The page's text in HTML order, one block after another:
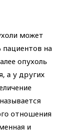
может
на
опухоль
а у других
отношения
и